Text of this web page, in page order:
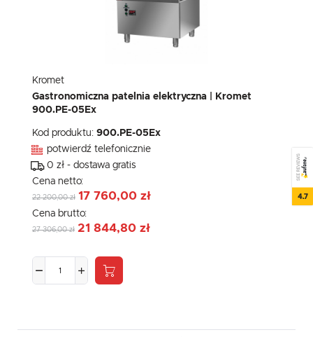
Kromet
Gastronomiczna patelnia elektryczna | Kromet
900.PE-05Ex
Kod produktu: 900.PE-05Ex
potwierdź telefonicznie
0 zł - dostawa gratis
Cena netto:
22 200,00 zł 17 760,00 zł
Cena brutto:
27 306,00 zł 21 844,80 zł
SEE REVIEWS
4.7